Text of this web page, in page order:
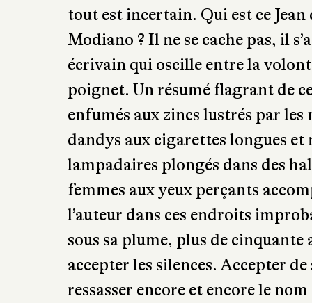
tout est incertain. Qui est ce Jean
Modiano ? Il ne se cache pas, il
écrivain qui oscille entre la
poignet. Un résumé flagrant de
enfumés aux zincs lustrés par les
dandys aux cigarettes longues et
lampadaires plongés dans des
femmes aux yeux perçants
l’auteur dans ces endroits
sous sa plume, plus de
accepter les silences. Accepter
ressasser encore et encore le